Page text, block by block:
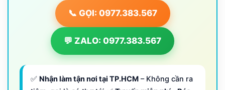
📞 GỌI: 0977.383.567
💬 ZALO: 0977.383.567
✅ Nhận làm tận nơi tại TP.HCM – Không cần ra